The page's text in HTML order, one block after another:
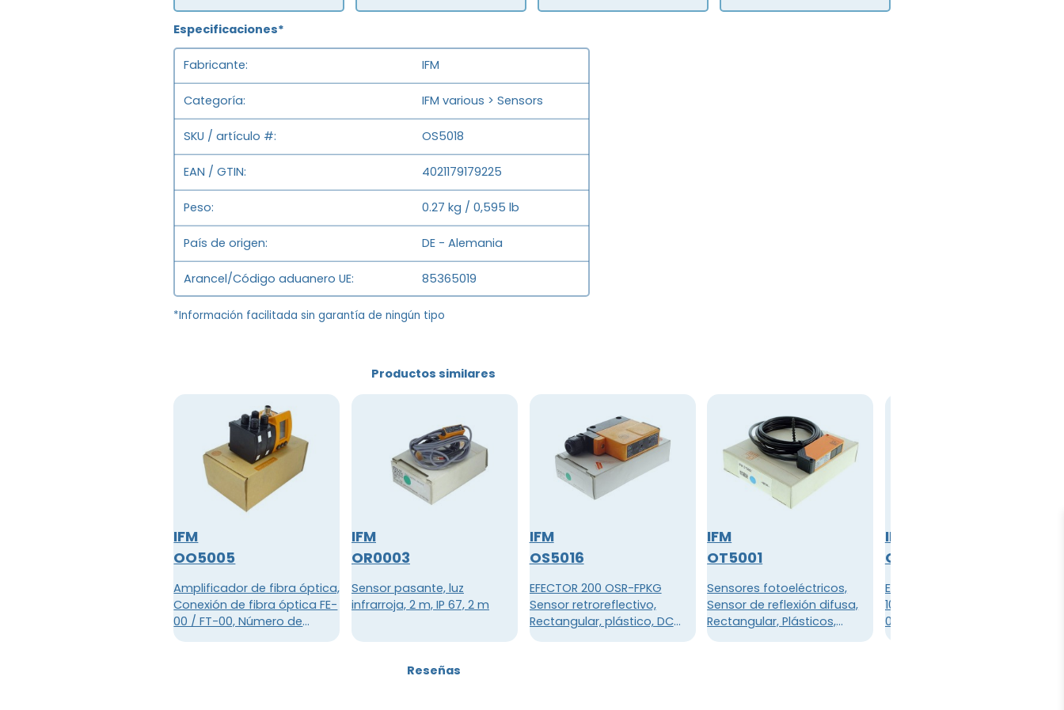
Especificaciones*
Fabricante IFM
Categoría IFM various > Sensors
SKU / artículo # OS5018
EAN / GTIN 4021179179225
Peso 0.27 kg / 0,595 lb
País de origen DE - Alemania
Arancel/Código aduanero UE 85365019
*Información facilitada sin garantía de ningún tipo
Productos similares
IFM
OO5005
Amplificador de fibra óptica,
Conexión de fibra óptica FE-
00 / FT-00, Número de
canales 4, DC PNP, Conector
IFM
OR0003
Sensor pasante, luz
infrarroja, 2 m, IP 67, 2 m
IFM
OS5016
EFECTOR 200 OSR-FPKG
Sensor retroreflectivo,
Rectangular, plástico, DC
PNP, Terminales Rango de
IFM
OT5001
Sensores fotoeléctricos,
Sensor de reflexión difusa,
Rectangular, Plásticos,
Rango 200 mm, 3 hilos, CC
IFM
OT5013
EFECTOR 200 OTR-FPKG / US-
100-IPF Rango de detección
0.15 ... 5m Sensor
retroreflectivo, Rectangular,
Reseñas